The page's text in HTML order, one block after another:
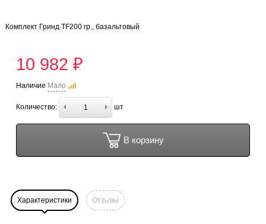
Комплект Гринд TF200 гр., базальтовый
10 982 ₽
Наличие Мало
Количество: шт
В корзину
Характеристики Отзывы